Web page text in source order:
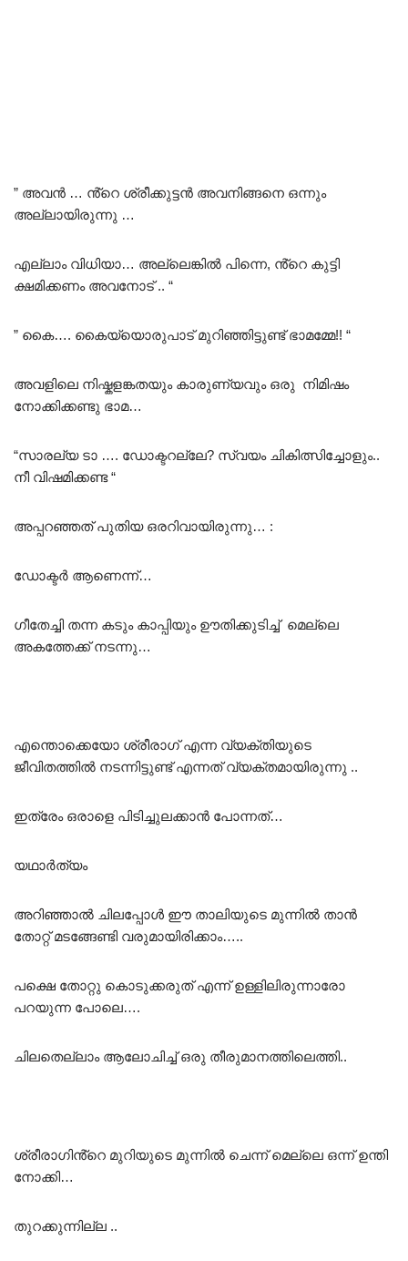
” അവൻ … ൻ്റെ ശ്രീക്കുട്ടൻ അവനിങ്ങനെ ഒന്നും
അല്ലായിരുന്നു …
എല്ലാം വിധിയാ… അല്ലെങ്കിൽ പിന്നെ, ൻ്റെ കുട്ടി
ക്ഷമിക്കണം അവനോട് .. “
” കൈ…. കൈയ്യൊരുപാട് മുറിഞ്ഞിട്ടുണ്ട് ഭാമമ്മേ!! “
അവളിലെ നിഷ്കളങ്കതയും കാരുണ്യവും ഒരു നിമിഷം
നോക്കിക്കണ്ടു ഭാമ…
“സാരല്യ ടാ …. ഡോക്ടറല്ലേ? സ്വയം ചികിത്സിച്ചോളും..
നീ വിഷമിക്കണ്ട “
അപ്പറഞ്ഞത് പുതിയ ഒരറിവായിരുന്നു… :
ഡോക്ടർ ആണെന്ന്…
ഗീതേച്ചി തന്ന കടും കാപ്പിയും ഊതിക്കുടിച്ച് മെല്ലെ
അകത്തേക്ക് നടന്നു…
എന്തൊക്കെയോ ശ്രീരാഗ് എന്ന വ്യക്തിയുടെ
ജീവിതത്തിൽ നടന്നിട്ടുണ്ട് എന്നത് വ്യക്തമായിരുന്നു ..
ഇത്രേം ഒരാളെ പിടിച്ചുലക്കാൻ പോന്നത്…
യഥാർത്യം
അറിഞ്ഞാൽ ചിലപ്പോൾ ഈ താലിയുടെ മുന്നിൽ താൻ
തോറ്റ് മടങ്ങേണ്ടി വരുമായിരിക്കാം…..
പക്ഷെ തോറ്റു കൊടുക്കരുത് എന്ന് ഉള്ളിലിരുന്നാരോ
പറയുന്ന പോലെ….
ചിലതെല്ലാം ആലോചിച്ച് ഒരു തീരുമാനത്തിലെത്തി..
ശ്രീരാഗിൻ്റെ മുറിയുടെ മുന്നിൽ ചെന്ന് മെല്ലെ ഒന്ന് ഉന്തി
നോക്കി…
തുറക്കുന്നില്ല ..